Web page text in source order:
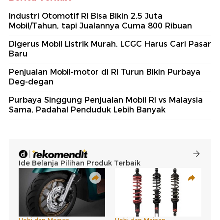
Industri Otomotif RI Bisa Bikin 2,5 Juta
Mobil/Tahun, tapi Jualannya Cuma 800 Ribuan
Digerus Mobil Listrik Murah, LCGC Harus Cari Pasar
Baru
Penjualan Mobil-motor di RI Turun Bikin Purbaya
Deg-degan
Purbaya Singgung Penjualan Mobil RI vs Malaysia
Sama, Padahal Penduduk Lebih Banyak